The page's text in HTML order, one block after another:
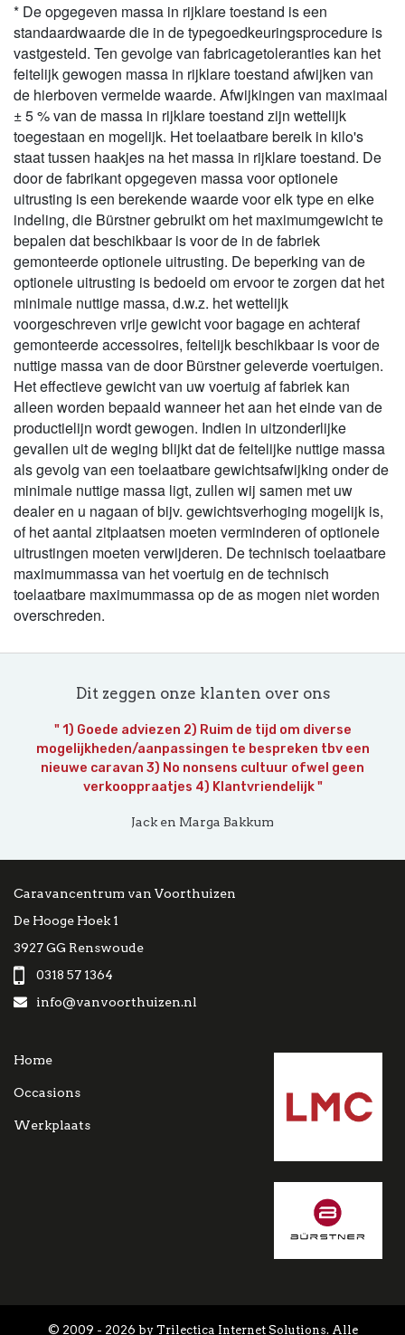
* De opgegeven massa in rijklare toestand is een
standaardwaarde die in de typegoedkeuringsprocedure is
vastgesteld. Ten gevolge van fabricagetoleranties kan het
feitelijk gewogen massa in rijklare toestand afwijken van
de hierboven vermelde waarde. Afwijkingen van maximaal
± 5 % van de massa in rijklare toestand zijn wettelijk
toegestaan en mogelijk. Het toelaatbare bereik in kilo's
staat tussen haakjes na het massa in rijklare toestand. De
door de fabrikant opgegeven massa voor optionele
uitrusting is een berekende waarde voor elk type en elke
indeling, die Bürstner gebruikt om het maximumgewicht te
bepalen dat beschikbaar is voor de in de fabriek
gemonteerde optionele uitrusting. De beperking van de
optionele uitrusting is bedoeld om ervoor te zorgen dat het
minimale nuttige massa, d.w.z. het wettelijk
voorgeschreven vrije gewicht voor bagage en achteraf
gemonteerde accessoires, feitelijk beschikbaar is voor de
nuttige massa van de door Bürstner geleverde voertuigen.
Het effectieve gewicht van uw voertuig af fabriek kan
alleen worden bepaald wanneer het aan het einde van de
productielijn wordt gewogen. Indien in uitzonderlijke
gevallen uit de weging blijkt dat de feitelijke nuttige massa
als gevolg van een toelaatbare gewichtsafwijking onder de
minimale nuttige massa ligt, zullen wij samen met uw
dealer en u nagaan of bijv. gewichtsverhoging mogelijk is,
of het aantal zitplaatsen moeten verminderen of optionele
uitrustingen moeten verwijderen. De technisch toelaatbare
maximummassa van het voertuig en de technisch
toelaatbare maximummassa op de as mogen niet worden
overschreden.
Dit zeggen onze klanten over ons
" 1) Goede adviezen 2) Ruim de tijd om diverse
mogelijkheden/aanpassingen te bespreken tbv een
nieuwe caravan 3) No nonsens cultuur ofwel geen
verkooppraatjes 4) Klantvriendelijk "
Jack en Marga Bakkum
Caravancentrum van Voorthuizen
De Hooge Hoek 1
3927 GG Renswoude
0318 57 1364
info@vanvoorthuizen.nl
Home
Occasions
Werkplaats
© 2009 - 2026 by Trilectica Internet Solutions. Alle